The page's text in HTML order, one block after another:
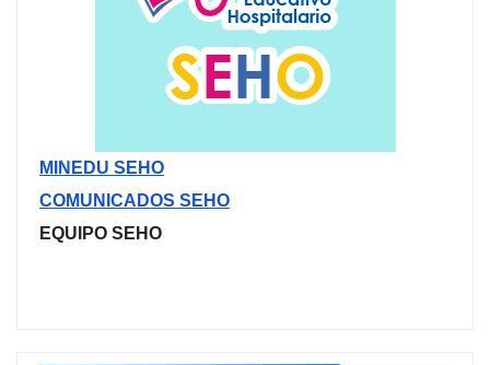
MINEDU SEHO
COMUNICADOS SEHO
EQUIPO SEHO